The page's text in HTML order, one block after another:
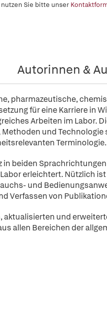
nutzen Sie bitte unser
Autorinnen &
pharmazeutische,
für eine Karriere in
Arbeiten im Labor.
und
Terminologie.
beiden
erleichtert. Nützlich
und
Verfassen von
und
allen Bereichen der